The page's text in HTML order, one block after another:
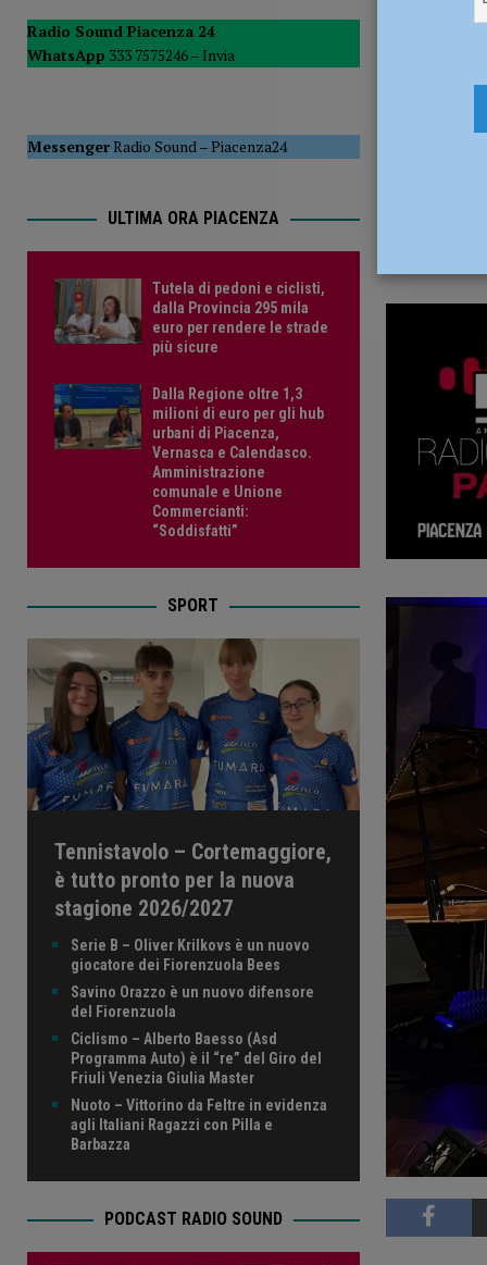
POLITICA
[ 5 Agosto 2026 ]
Radio Sound Piacenza 24
WhatsApp 333 7575246 – Invia
MessengerRadio Sound–Piacenza24
ULTIMA ORA PIACENZA
Tutela di pedoni e ciclisti,
dalla Provincia 295 mila
euro per rendere le strade
più sicure
Dalla Regione oltre 1,3
milioni di euro per gli hub
urbani di Piacenza,
Vernasca e Calendasco.
Amministrazione
comunale e Unione
Commercianti:
“Soddisfatti”
SPORT
Tennistavolo – Cortemaggiore,
è tutto pronto per la nuova
stagione 2026/2027
Serie B – Oliver Krilkovs è un nuovo
giocatore dei Fiorenzuola Bees
Savino Orazzo è un nuovo difensore
del Fiorenzuola
Ciclismo – Alberto Baesso (Asd
Programma Auto) è il “re” del Giro del
Friuli Venezia Giulia Master
Nuoto – Vittorino da Feltre in evidenza
agli Italiani Ragazzi con Pilla e
Barbazza
PODCAST RADIO SOUND